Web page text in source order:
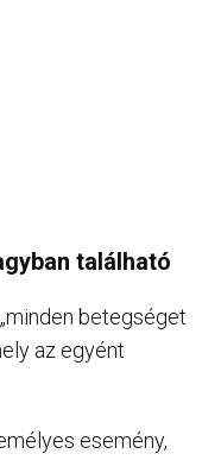
található
betegséget
az egyént
esemény,